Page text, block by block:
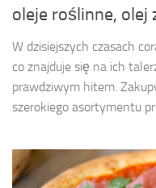
oleje roślinne, olej
W dzisiejszych czasach
co znajduje się na ich
prawdziwym hitem.
szerokiego asortymentu